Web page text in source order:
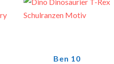
Ben 10